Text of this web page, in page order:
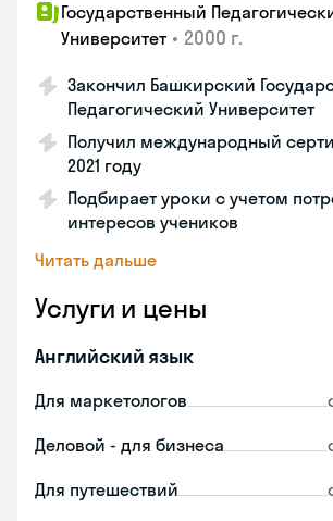
Государственный
Университет • 2000 г.
Закончил Башкирский
Педагогический Университет
Получил международный
2021 году
Подбирает уроки с учетом
интересов учеников
Читать дальше
Услуги и цены
Английский язык
Для маркетологов
Деловой - для бизнеса
Для путешествий